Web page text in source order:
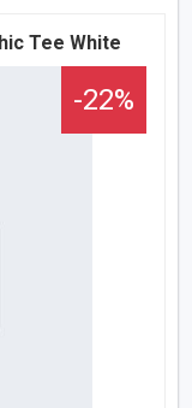
Tee White
-22%